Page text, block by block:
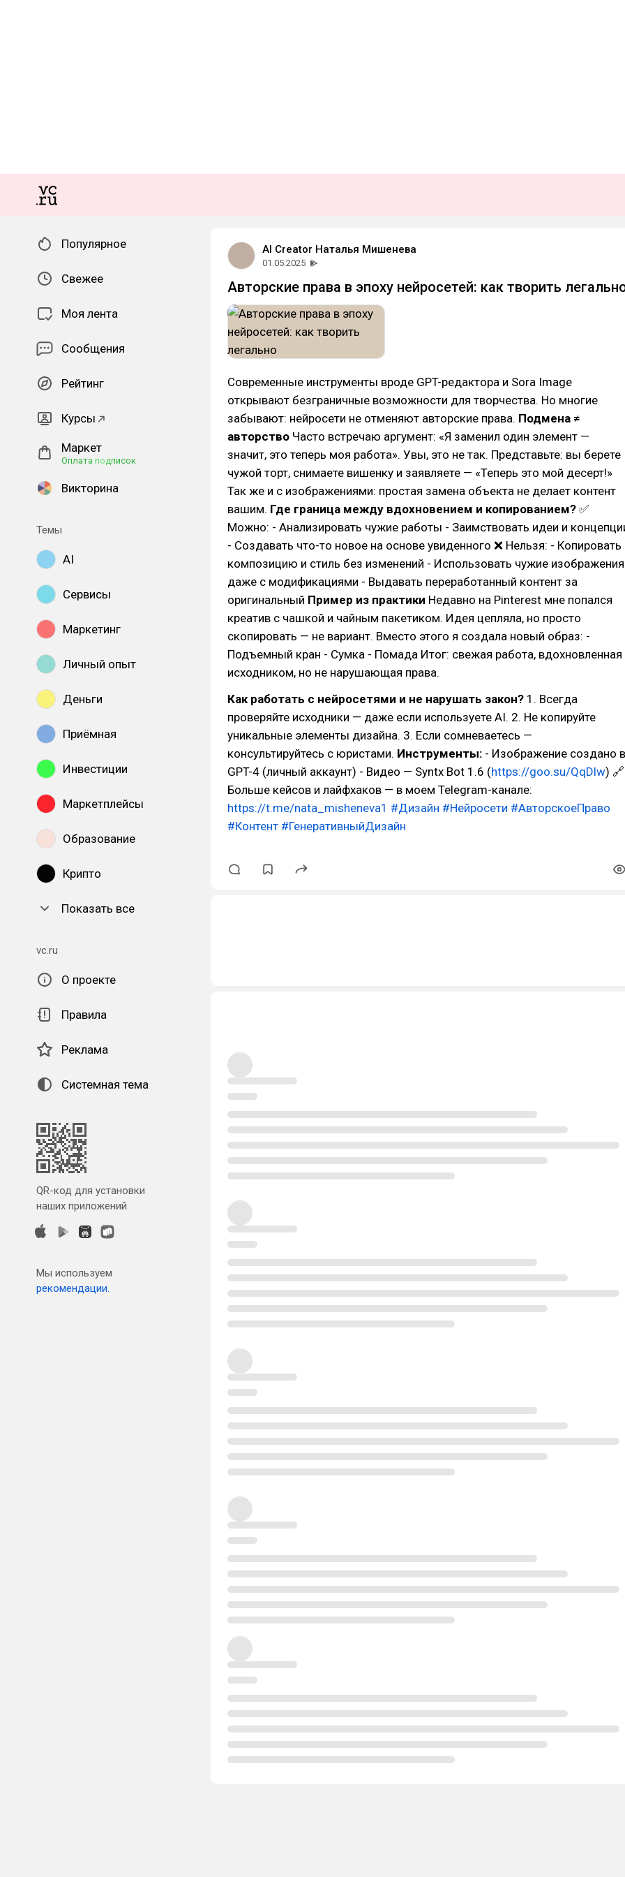
Популярное
Свежее
Моя лента
Сообщения
Рейтинг
Курсы
Маркет
Оплата подписок
Викторина
Темы
AI
Сервисы
Маркетинг
Личный опыт
Деньги
Приёмная
Инвестиции
Маркетплейсы
Образование
Крипто
Показать все
vc.ru
О проекте
Правила
Реклама
Системная тема
QR-код для установки
наших приложений.
Мы используем
рекомендации.
AI Creator Наталья Мишенева
01.05.2025
Авторские права в эпоху нейросетей: как творить
Современные инструменты вроде GPT-редактора и Sora Image
открывают безграничные возможности для творчества. Но многие
забывают: нейросети не отменяют авторские права. Подмена ≠
авторство Часто встречаю аргумент: «Я заменил один элемент —
значит, это теперь моя работа». Увы, это не так. Представьте: вы берете
чужой торт, снимаете вишенку и заявляете — «Теперь это мой десерт!»
Так же и с изображениями: простая замена объекта не делает контент
вашим. Где граница между вдохновением и копированием? ✅
Можно: - Анализировать чужие работы - Заимствовать идеи и
- Создавать что-то новое на основе увиденного ❌ Нельзя: - Копировать
композицию и стиль без изменений - Использовать чужие изображения
даже с модификациями - Выдавать переработанный контент за
оригинальный Пример из практики Недавно на Pinterest мне попался
креатив с чашкой и чайным пакетиком. Идея цепляла, но просто
скопировать — не вариант. Вместо этого я создала новый образ: -
Подъемный кран - Сумка - Помада Итог: свежая работа, вдохновленная
исходником, но не нарушающая права.
Как работать с нейросетями и не нарушать закон? 1. Всегда
проверяйте исходники — даже если используете AI. 2. Не копируйте
уникальные элементы дизайна. 3. Если сомневаетесь —
консультируйтесь с юристами. Инструменты: - Изображение создано в
GPT-4 (личный аккаунт) - Видео — Syntx Bot 1.6 (https://goo.su/QqDlw) 🔗
Больше кейсов и лайфхаков — в моем Telegram-канале:
https://t.me/nata_misheneva1 #Дизайн #Нейросети #АвторскоеПраво
#Контент #ГенеративныйДизайн